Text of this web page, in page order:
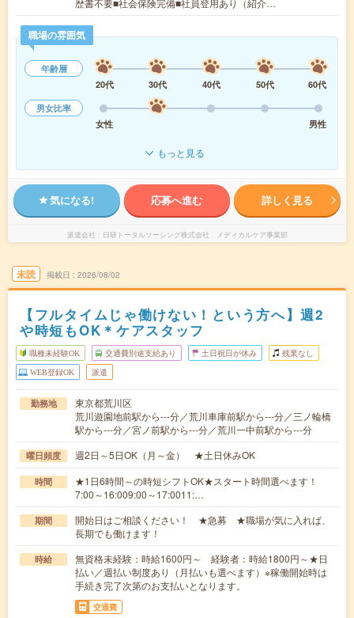
歴書不要■社会保険完備■社員登用あり（紹介…
職場の雰囲気
年齢層
20代
30代 40代 50代
60代
男女比率
女性
男性
もっと見る
気になる! 応募へ進む 詳しく見る
派遣会社 日研トータルソーシング株式会社 メディカルケア事業部
未読 掲載日 2026/08/02
【フルタイムじゃ働けない！という方へ】週2
や時短もOK＊ケアスタッフ
職種未経験OK 交通費別途支給あり 土日祝日が休み 残業なし
WEB登録OK 派遣
勤務地
東京都荒川区
荒川遊園地前駅から---分／荒川車庫前駅から---分／三ノ輪橋
駅から---分／宮ノ前駅から---分／荒川一中前駅から---分
曜日頻度 週2日～5日OK（月～金） ★土日休みOK
時間
★1日6時間～の時短シフトOK★スタート時間選べます！
7:00～16:009:00～17:0011:…
期間
開始日はご相談ください！ ★急募 ★職場が気に入れば、
長期でも働けます！
時給
無資格未経験：時給1600円～ 経験者：時給1800円～★日
払い／週払い制度あり（月払いも選べます）※稼働開始時は
手続き完了次第のお支払いとなります。
交通費